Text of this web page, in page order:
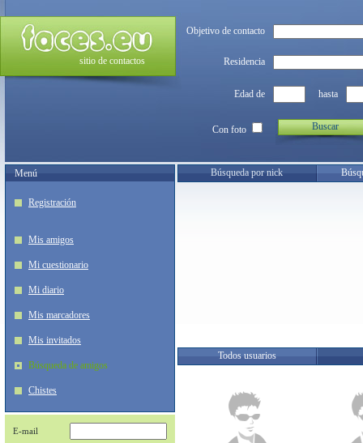
sitio de contactos
Objetivo de contacto
Residencia
Edad de hasta
Con foto Buscar
Menú
Registración
Mis amigos
Mi cuestionario
Mi diario
Mis marcadores
Mis invitados
Búsqueda de amigos
Chistes
E-mail
Búsqueda por nick
Todos usuarios